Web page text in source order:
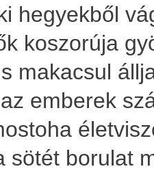
hegyekből
koszorúja
makacsul
emberek
sötét borulat